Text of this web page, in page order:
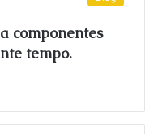
componentes
tempo.